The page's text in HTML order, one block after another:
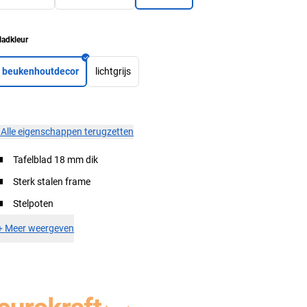
beukenhoutdecor lichtgrijs
Alle eigenschappen terugzetten
Tafelblad 18 mm dik
Sterk stalen frame
Stelpoten
Meer weergeven